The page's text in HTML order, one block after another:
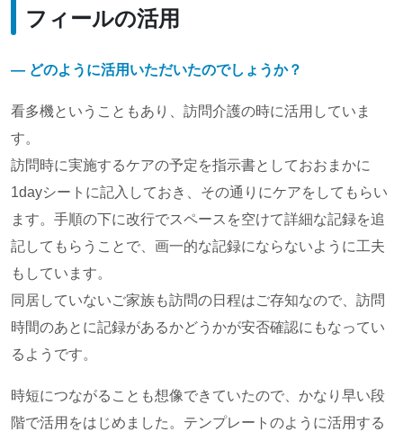
フィールの活用
― どのように活用いただいたのでしょうか？
看多機ということもあり、訪問介護の時に活用していま
す。
訪問時に実施するケアの予定を指示書としておおまかに
1dayシートに記入しておき、その通りにケアをしてもらい
ます。手順の下に改行でスペースを空けて詳細な記録を追
記してもらうことで、画一的な記録にならないように工夫
もしています。
同居していないご家族も訪問の日程はご存知なので、訪問
時間のあとに記録があるかどうかが安否確認にもなってい
るようです。
時短につながることも想像できていたので、かなり早い段
階で活用をはじめました。テンプレートのように活用する